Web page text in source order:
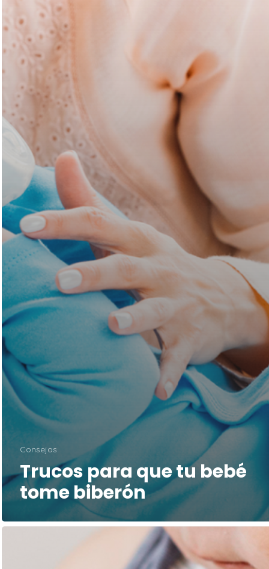
Consejos
Trucos para que tu bebé
tome biberón